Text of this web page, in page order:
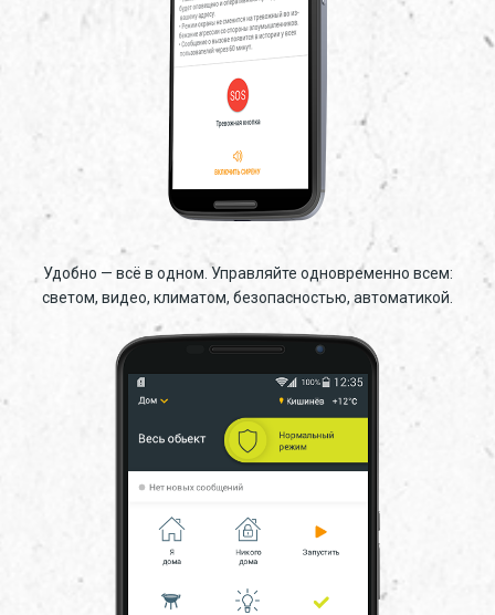
Удобно — всё в одном. Управляйте одновременно всем:
светом, видео, климатом, безопасностью, автоматикой.